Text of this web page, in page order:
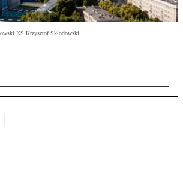
KS Krzysztof Skłodowski